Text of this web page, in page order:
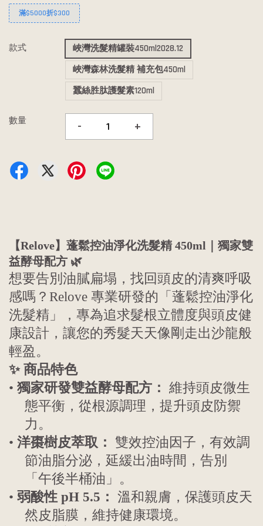
滿$5000折$300
款式
峽灣洗髮精罐裝450ml2028.12
峽灣森林洗髮精 補充包450ml
蠶絲胜肽護髮素120ml
數量 - +
【Relove】蓬鬆控油淨化洗髮精 450ml｜獨家雙
益酵母配方 🌿
想要告別油膩扁塌，找回頭皮的清爽呼吸
感嗎？Relove 專業研發的「蓬鬆控油淨化
洗髮精」，專為追求髮根立體度與頭皮健
康設計，讓您的秀髮天天像剛走出沙龍般
輕盈。
✨ 商品特色
• 獨家研發雙益酵母配方： 維持頭皮微生
態平衡，從根源調理，提升頭皮防禦
力。
• 洋棗樹皮萃取： 雙效控油因子，有效調
節油脂分泌，延緩出油時間，告別
「午後半桶油」。
• 弱酸性 pH 5.5： 溫和親膚，保護頭皮天
然皮脂膜，維持健康環境。